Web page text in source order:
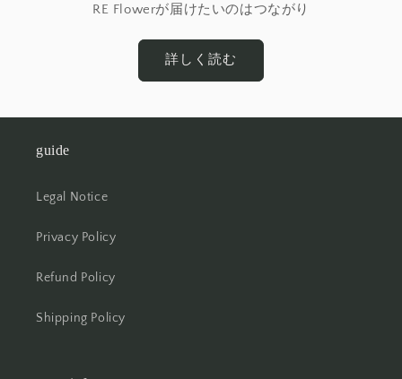
RE Flowerが届けたいのはつながり
詳しく読む
guide
Legal Notice
Privacy Policy
Refund Policy
Shipping Policy